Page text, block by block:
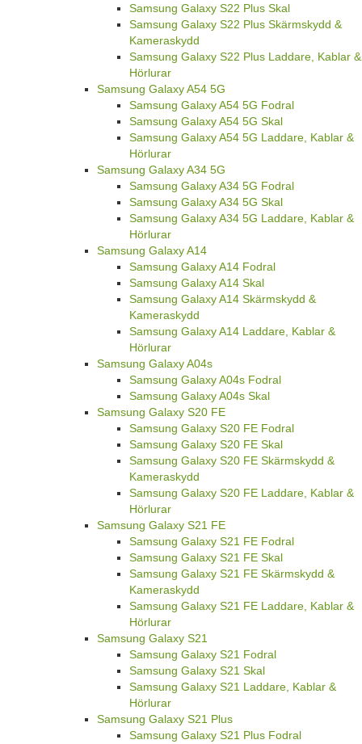
Samsung Galaxy S22 Plus Skal
Samsung Galaxy S22 Plus Skärmskydd &
Kameraskydd
Samsung Galaxy S22 Plus Laddare, Kablar &
Hörlurar
Samsung Galaxy A54 5G
Samsung Galaxy A54 5G Fodral
Samsung Galaxy A54 5G Skal
Samsung Galaxy A54 5G Laddare, Kablar &
Hörlurar
Samsung Galaxy A34 5G
Samsung Galaxy A34 5G Fodral
Samsung Galaxy A34 5G Skal
Samsung Galaxy A34 5G Laddare, Kablar &
Hörlurar
Samsung Galaxy A14
Samsung Galaxy A14 Fodral
Samsung Galaxy A14 Skal
Samsung Galaxy A14 Skärmskydd &
Kameraskydd
Samsung Galaxy A14 Laddare, Kablar &
Hörlurar
Samsung Galaxy A04s
Samsung Galaxy A04s Fodral
Samsung Galaxy A04s Skal
Samsung Galaxy S20 FE
Samsung Galaxy S20 FE Fodral
Samsung Galaxy S20 FE Skal
Samsung Galaxy S20 FE Skärmskydd &
Kameraskydd
Samsung Galaxy S20 FE Laddare, Kablar &
Hörlurar
Samsung Galaxy S21 FE
Samsung Galaxy S21 FE Fodral
Samsung Galaxy S21 FE Skal
Samsung Galaxy S21 FE Skärmskydd &
Kameraskydd
Samsung Galaxy S21 FE Laddare, Kablar &
Hörlurar
Samsung Galaxy S21
Samsung Galaxy S21 Fodral
Samsung Galaxy S21 Skal
Samsung Galaxy S21 Laddare, Kablar &
Hörlurar
Samsung Galaxy S21 Plus
Samsung Galaxy S21 Plus Fodral